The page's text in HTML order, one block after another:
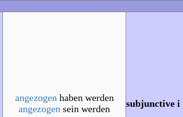
angezogen haben werden
angezogen sein werden subjunctive i